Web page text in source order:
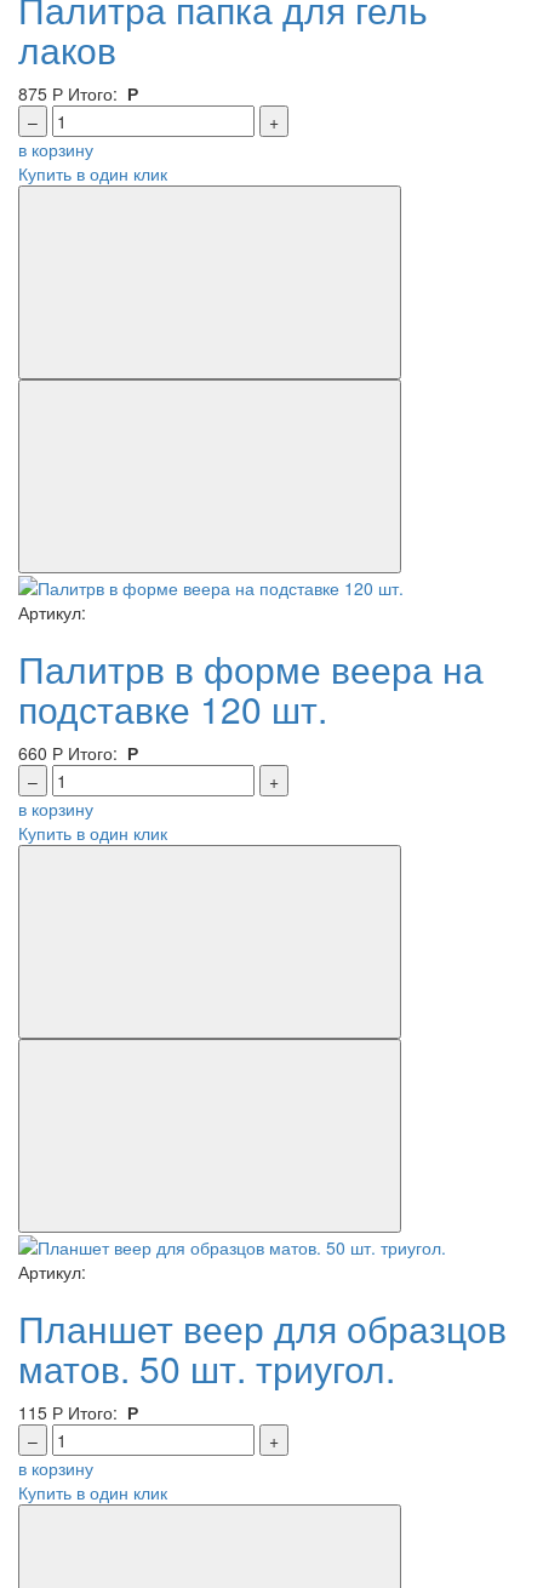
лаков
875 Р Итого: Р
–
+
в корзину
Купить в один клик
Артикул:
Палитрв в форме веера на
подставке 120 шт.
660 Р Итого: Р
–
+
в корзину
Купить в один клик
Артикул:
Планшет веер для образцов
матов. 50 шт. триугол.
115 Р Итого: Р
–
+
в корзину
Купить в один клик